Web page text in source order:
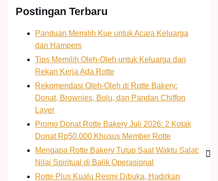
Postingan Terbaru
Panduan Memilih Kue untuk Acara Keluarga
dan Hampers
Tips Memilih Oleh-Oleh untuk Keluarga dan
Rekan Kerja Ada Rotte
Rekomendasi Oleh-Oleh di Rotte Bakery:
Donat, Brownies, Bolu, dan Pandan Chiffon
Layer
Promo Donat Rotte Bakery Juli 2026: 2 Kotak
Donat Rp50.000 Khusus Member Rotte
Mengapa Rotte Bakery Tutup Saat Waktu Salat:
Nilai Spiritual di Balik Operasional
Rotte Plus Kualu Resmi Dibuka, Hadirkan